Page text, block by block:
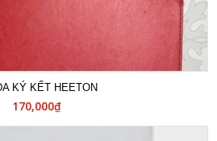
KÝ KẾT HEETON
170,000₫